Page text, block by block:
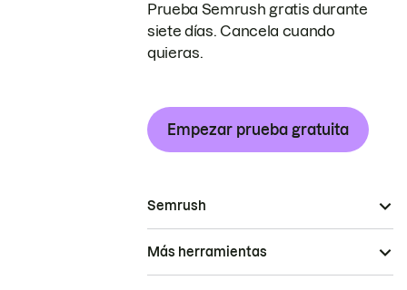
Prueba Semrush gratis durante
siete días. Cancela cuando
quieras.
Empezar prueba gratuita
Semrush
Más herramientas